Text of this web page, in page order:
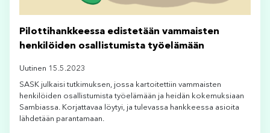
Pilottihankkeessa edistetään vammaisten
henkilöiden osallistumista työelämään
Uutinen 15.5.2023
SASK julkaisi tutkimuksen, jossa kartoitettiin vammaisten
henkilöiden osallistumista työelämään ja heidän kokemuksiaan
Sambiassa. Korjattavaa löytyi, ja tulevassa hankkeessa asioita
lähdetään parantamaan.